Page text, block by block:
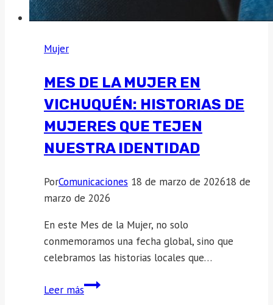
Mujer
MES DE LA MUJER EN
VICHUQUÉN: HISTORIAS DE
MUJERES QUE TEJEN
NUESTRA IDENTIDAD
PorComunicaciones 18 de marzo de 202618 de
marzo de 2026
En este Mes de la Mujer, no solo
conmemoramos una fecha global, sino que
celebramos las historias locales que…
Leer másMes